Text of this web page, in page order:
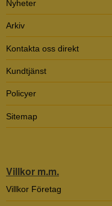
Nyheter
Arkiv
Kontakta oss direkt
Kundtjänst
Policyer
Sitemap
Villkor m.m.
Villkor Företag